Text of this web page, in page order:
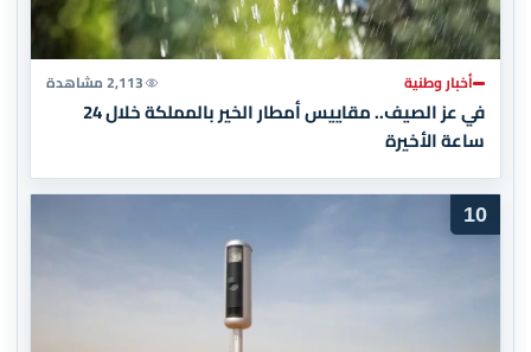
أخبار وطنية 2,113 مشاهدة
في عز الصيف.. مقاييس أمطار الخير بالمملكة خلال 24
ساعة الأخيرة
10